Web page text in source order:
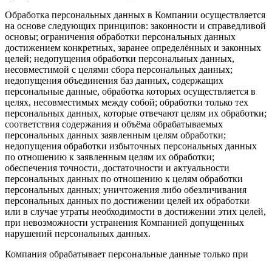
Обработка персональных данных в Компании осуществляется
на основе следующих принципов: законности и справедливой
основы; ограничения обработки персональных данных
достижением конкретных, заранее определённых и законных
целей; недопущения обработки персональных данных,
несовместимой с целями сбора персональных данных;
недопущения объединения баз данных, содержащих
персональные данные, обработка которых осуществляется в
целях, несовместимых между собой; обработки только тех
персональных данных, которые отвечают целям их обработки;
соответствия содержания и объёма обрабатываемых
персональных данных заявленным целям обработки;
недопущения обработки избыточных персональных данных
по отношению к заявленным целям их обработки;
обеспечения точности, достаточности и актуальности
персональных данных по отношению к целям обработки
персональных данных; уничтожения либо обезличивания
персональных данных по достижении целей их обработки
или в случае утраты необходимости в достижении этих целей,
при невозможности устранения Компанией допущенных
нарушений персональных данных.
Компания обрабатывает персональные данные только при